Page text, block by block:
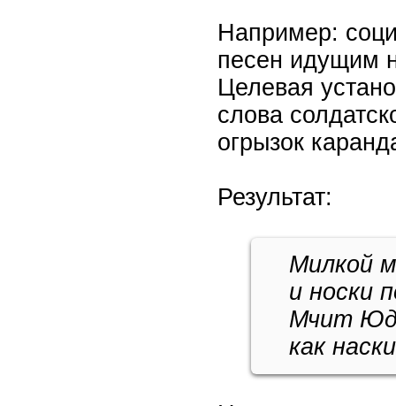
Например:
песен идущим
Целевая
слова
огрызок
Результат:
Милкой
и носки
Мчит
как